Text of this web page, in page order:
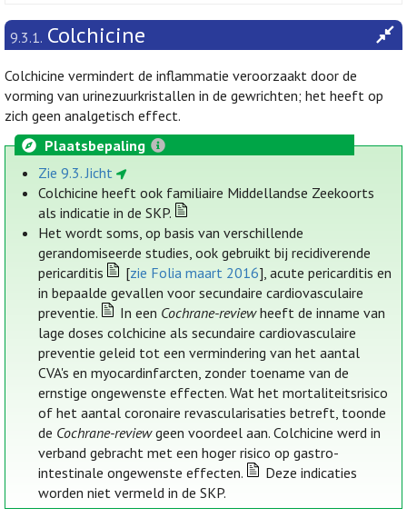
9.3.1. Colchicine
Colchicine vermindert de inflammatie veroorzaakt door de
vorming van urinezuurkristallen in de gewrichten; het heeft op
zich geen analgetisch effect.
Plaatsbepaling
Zie 9.3. Jicht
Colchicine heeft ook familiaire Middellandse Zeekoorts
als indicatie in de SKP.
Het wordt soms, op basis van verschillende
gerandomiseerde studies, ook gebruikt bij recidiverende
pericarditis
[zie Folia maart 2016], acute pericarditis en
in bepaalde gevallen voor secundaire cardiovasculaire
preventie.
In een Cochrane-reviewheeft de inname van
lage doses colchicine als secundaire cardiovasculaire
preventie geleid tot een vermindering van het aantal
CVA's en myocardinfarcten, zonder toename van de
ernstige ongewenste effecten. Wat het mortaliteitsrisico
of het aantal coronaire revascularisaties betreft, toonde
de Cochrane-reviewgeen voordeel aan. Colchicine werd in
verband gebracht met een hoger risico op gastro-
intestinale ongewenste effecten.
Deze indicaties
worden niet vermeld in de SKP.